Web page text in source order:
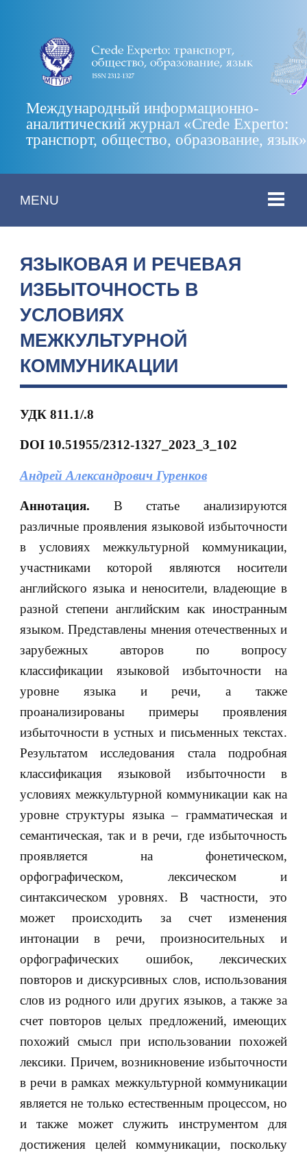
Международный информационно-
аналитический журнал «Crede Experto:
транспорт, общество, образование, язык»
MENU
ЯЗЫКОВАЯ И РЕЧЕВАЯ
ИЗБЫТОЧНОСТЬ В
УСЛОВИЯХ
МЕЖКУЛЬТУРНОЙ
КОММУНИКАЦИИ
УДК 811.1/.8
DOI10.51955/2312-1327_2023_3_102
Андрей Александрович Гуренков
Аннотация. В статье анализируются
различные проявления языковой избыточности
в условиях межкультурной коммуникации,
участниками которой являются носители
английского языка и неносители, владеющие в
разной степени английским как иностранным
языком. Представлены мнения отечественных и
зарубежных авторов по вопросу
классификации языковой избыточности на
уровне языка и речи, а также
проанализированы примеры проявления
избыточности в устных и письменных текстах.
Результатом исследования стала подробная
классификация языковой избыточности в
условиях межкультурной коммуникации как на
уровне структуры языка – грамматическая и
семантическая, так и в речи, где избыточность
проявляется на фонетическом,
орфографическом, лексическом и
синтаксическом уровнях. В частности, это
может происходить за счет изменения
интонации в речи, произносительных и
орфографических ошибок, лексических
повторов и дискурсивных слов, использования
слов из родного или других языков, а также за
счет повторов целых предложений, имеющих
похожий смысл при использовании похожей
лексики. Причем, возникновение избыточности
в речи в рамках межкультурной коммуникации
является не только естественным процессом, но
и также может служить инструментом для
достижения целей коммуникации, поскольку